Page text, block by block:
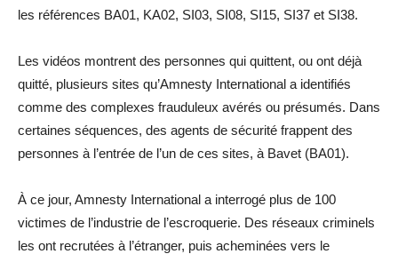
les références BA01, KA02, SI03, SI08, SI15, SI37 et SI38.
Les vidéos montrent des personnes qui quittent, ou ont déjà
quitté, plusieurs sites qu’Amnesty International a identifiés
comme des complexes frauduleux avérés ou présumés. Dans
certaines séquences, des agents de sécurité frappent des
personnes à l’entrée de l’un de ces sites, à Bavet (BA01).
À ce jour, Amnesty International a interrogé plus de 100
victimes de l’industrie de l’escroquerie. Des réseaux criminels
les ont recrutées à l’étranger, puis acheminées vers le